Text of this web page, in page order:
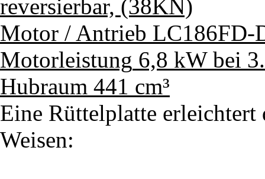
reversierbar, (38KN)
Motor / Antrieb LC186FD-
Motorleistung 6,8 kW bei
Hubraum 441 cm³
Eine Rüttelplatte erleichtert
Weisen: